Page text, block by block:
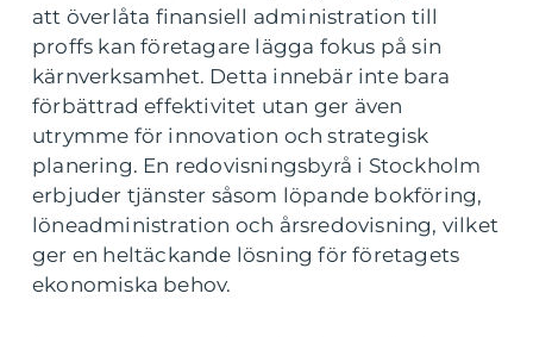
att överlåta finansiell administration till
proffs kan företagare lägga fokus på sin
kärnverksamhet. Detta innebär inte bara
förbättrad effektivitet utan ger även
utrymme för innovation och strategisk
planering. En redovisningsbyrå i Stockholm
erbjuder tjänster såsom löpande bokföring,
löneadministration och årsredovisning, vilket
ger en heltäckande lösning för företagets
ekonomiska behov.